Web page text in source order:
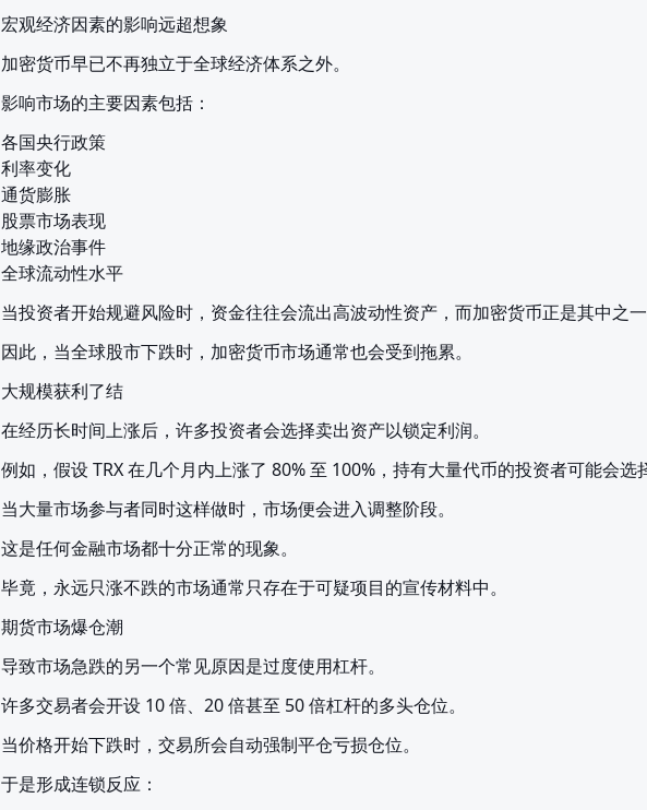
宏观经济因素的影响远超想象
加密货币早已不再独立于全球经济体系之外。
影响市场的主要因素包括：
各国央行政策
利率变化
通货膨胀
股票市场表现
地缘政治事件
全球流动性水平
当投资者开始规避风险时，资金往往会流出高波动性资产，而加密货币正是其中之一
因此，当全球股市下跌时，加密货币市场通常也会受到拖累。
大规模获利了结
在经历长时间上涨后，许多投资者会选择卖出资产以锁定利润。
例如，假设 TRX 在几个月内上涨了 80% 至 100%，持有大量代币的投资者可能会选
当大量市场参与者同时这样做时，市场便会进入调整阶段。
这是任何金融市场都十分正常的现象。
毕竟，永远只涨不跌的市场通常只存在于可疑项目的宣传材料中。
期货市场爆仓潮
导致市场急跌的另一个常见原因是过度使用杠杆。
许多交易者会开设 10 倍、20 倍甚至 50 倍杠杆的多头仓位。
当价格开始下跌时，交易所会自动强制平仓亏损仓位。
于是形成连锁反应：